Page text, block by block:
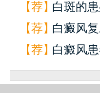
【荐】白斑的
【荐】白癜风
【荐】白癜风